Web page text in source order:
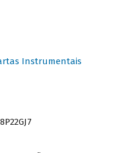
Instrumentais